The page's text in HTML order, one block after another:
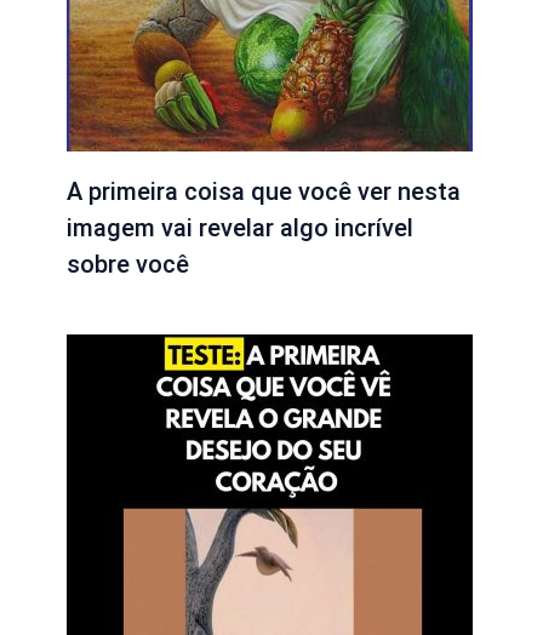
A primeira coisa que você ver nesta
imagem vai revelar algo incrível
sobre você